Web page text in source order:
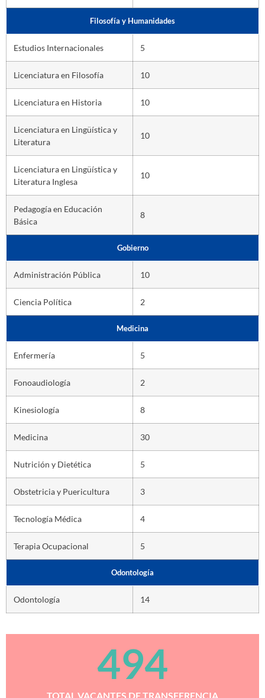
Filosofía y Humanidades
Estudios Internacionales 5
Licenciatura en Filosofía 10
Licenciatura en Historia 10
Licenciatura en Lingüística y
Literatura
10
Licenciatura en Lingüística y
Literatura Inglesa
10
Pedagogía en Educación
Básica
8
Gobierno
Administración Pública 10
Ciencia Política 2
Medicina
Enfermería 5
Fonoaudiología 2
Kinesiología 8
Medicina 30
Nutrición y Dietética 5
Obstetricia y Puericultura 3
Tecnología Médica 4
Terapia Ocupacional 5
Odontología
Odontología 14
TOTAL VACANTES DE TRANSFERENCIA
494